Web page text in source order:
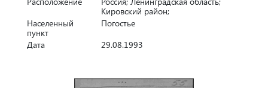
Кировский район;
Населенный
пункт
Погостье
Дата
29.08.1993